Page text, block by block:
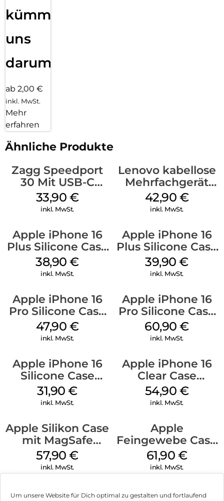
Um unsere Website für Dich optimal zu gestalten und fortlaufend
kümmern
uns
darum!
ab 2,00 €
inkl. MwSt.
Mehr
erfahren
Ähnliche Produkte
Zagg Speedport
30 Mit USB-C
Kabel Weiß
33,90 €
inkl. MwSt.
Lenovo kabellose
Mehrfachgerät
Luna Grey
42,90 €
inkl. MwSt.
Apple iPhone 16
Plus Silicone Case
MagSafe Denim
38,90€
inkl. MwSt.
Apple iPhone 16
Plus Silicone Case
MagSafe Plum
39,90€
inkl. MwSt.
Apple iPhone 16
Pro Silicone Case
MagSafe Denim
47,90 €
inkl. MwSt.
Apple iPhone 16
Pro Silicone Case
MagSafe Stone
Gray
60,90€
inkl. MwSt.
Apple iPhone 16
Silicone Case
MagSafe Fuchsia
31,90€
inkl. MwSt.
Apple iPhone 16
Clear Case
MagSafe
Transparent
54,90 €
inkl. MwSt.
Apple Silikon Case
mit MagSafe
iPhone 14 Pro
(PRODUCT)RED
57,90€
inkl. MwSt.
Apple
Feingewebe Case
iPhone 15 Pro
MagSafe Schwarz
61,90 €
inkl. MwSt.